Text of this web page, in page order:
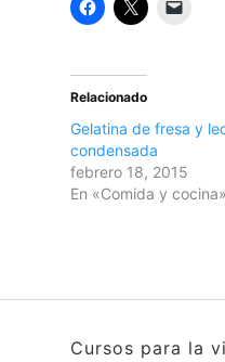
Relacionado
Gelatina de fresa y
condensada
febrero 18, 2015
En «Comida y cocina»
Cursos para la